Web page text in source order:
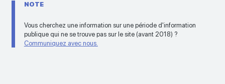
NOTE
Vous cherchez une information sur une période d'information
publique qui ne se trouve pas sur le site (avant 2018) ?
Communiquez avec nous.